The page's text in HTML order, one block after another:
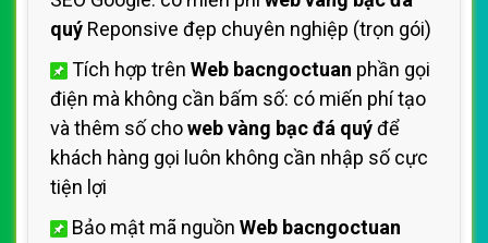
quý Reponsive đẹp chuyên nghiệp (trọn gói)
Tích hợp trên Web bacngoctuan phần gọi
điện mà không cần bấm số: có miến phí tạo
và thêm số choweb vàng bạc đá quýđể
khách hàng gọi luôn không cần nhập số cực
tiện lợi
Bảo mật mã nguồn Web bacngoctuan